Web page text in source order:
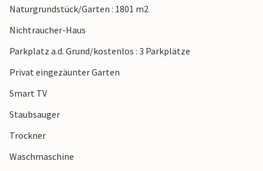
Die Ho Bucht erwartet Sie mit ruhigem Wasser und einer
faszinierenden Dünenlandschaft. Beobachten Sie die
berühmten Leuchtturm von Blåvand. Von dort aus haben
Sie eine atemberaubende Aussicht auf die Nordsee und die
einzigartig macht.
Naturgrundstück/Garten : 1801 m2
Nichtraucher-Haus
Parkplatz a.d. Grund/kostenlos : 3 Parkplätze
Privat eingezäunter Garten
Smart TV
Staubsauger
Trockner
Waschmaschine